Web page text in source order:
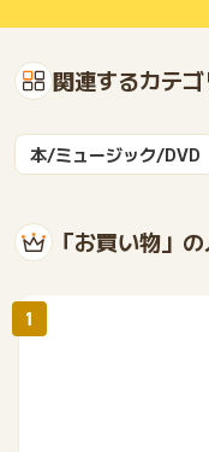
ニバーサリー リミテ
【2026年5月22日より
Ｎｉｎｔｅｎｄｏ Ｓ
マリオカート ワール
ポイントについて、広
イント獲得対象外とな
※ポイントに関するお問
までお問い合わせくだ
お問い合わせをした場
関連するカテ
本/ミュージック/DVD
「お買い物」
1